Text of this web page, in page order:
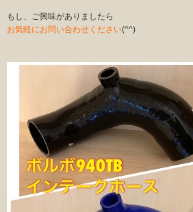
もし、ご興味がありましたら
お気軽にお問い合わせください(^^)